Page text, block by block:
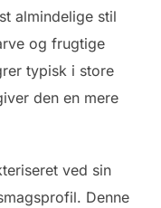
almindelige stil
og frugtige
typisk i store
den en mere
ved sin
Denne